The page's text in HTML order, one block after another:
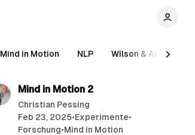
Mind in Motion NLP Wilson & AI
Mind in Motion 2
Christian Pessing
Feb 23, 2025•Experimente•
Forschung•Mind in Motion